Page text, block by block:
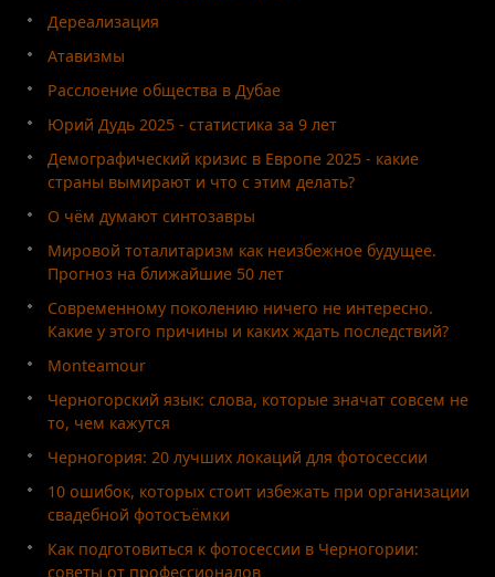
Дереализация
Атавизмы
Расслоение общества в Дубае
Юрий Дудь 2025 - статистика за 9 лет
Демографический кризис в Европе 2025 - какие
страны вымирают и что с этим делать?
О чём думают синтозавры
Мировой тоталитаризм как неизбежное будущее.
Прогноз на ближайшие 50 лет
Современному поколению ничего не интересно.
Какие у этого причины и каких ждать последствий?
Monteamour
Черногорский язык: слова, которые значат совсем не
то, чем кажутся
Черногория: 20 лучших локаций для фотосессии
10 ошибок, которых стоит избежать при организации
свадебной фотосъёмки
Как подготовиться к фотосессии в Черногории:
советы от профессионалов